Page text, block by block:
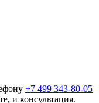
+7 499 343-80-05
и консультация.